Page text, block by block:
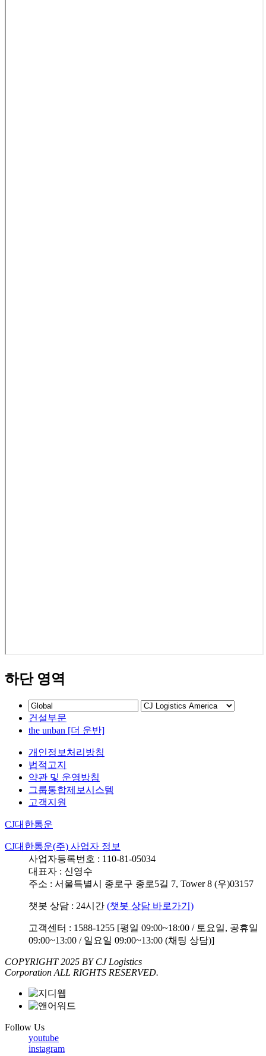
하단 영역
건설부문
the unban [더 운반]
개인정보처리방침
법적고지
약관 및 운영방침
그룹통합제보시스템
고객지원
CJ대한통운
CJ대한통운(주) 사업자 정보
사업자등록번호 : 110-81-05034
대표자 : 신영수
주소 : 서울특별시 종로구 종로5길 7, Tower 8 (우)03157
챗봇 상담 : 24시간 (챗봇 상담 바로가기)
고객센터 : 1588-1255 [평일 09:00~18:00 / 토요일, 공휴일
09:00~13:00 / 일요일 09:00~13:00 (채팅 상담)]
COPYRIGHT 2025 BY CJ Logistics
Corporation ALL RIGHTS RESERVED.
Follow Us
youtube
instagram